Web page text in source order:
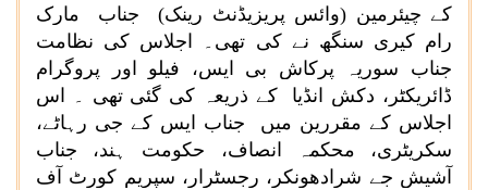
کے چیئرمین (وائس پریزیڈنٹ رینک) جناب مارک
رام کیری سنگھ نے کی تھی۔ اجلاس کی نظامت
جناب سوریہ پرکاش بی ایس، فیلو اور پروگرام
ڈائریکٹر، دکش انڈیا کے ذریعہ کی گئی تھی ۔ اس
اجلاس کے مقررین میں جناب ایس کے جی رہاٹے،
سکریٹری، محکمہ انصاف، حکومت ہند، جناب
آشیش جے شرادھونکر، رجسٹرار، سپریم کورٹ آف